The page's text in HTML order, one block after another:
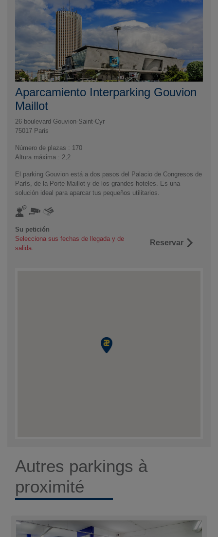
Aparcamiento Interparking Gouvion
Maillot
26 boulevard Gouvion-Saint-Cyr
75017 Paris
Número de plazas : 170
Altura máxima : 2,2
El parking Gouvion está a dos pasos del Palacio de Congresos de
París, de la Porte Maillot y de los grandes hoteles. Es una
solución ideal para aparcar tus pequeños utilitarios.
Su petición
Selecciona sus fechas de llegada y de
salida.
Reservar
Autres parkings à
proximité